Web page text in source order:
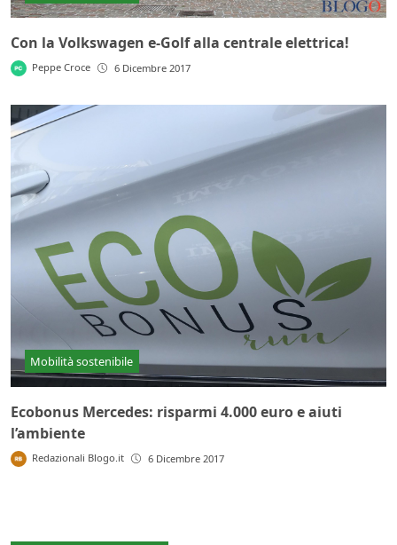
Con la Volkswagen e-Golf alla centrale elettrica!
Peppe Croce 6 Dicembre 2017
Mobilità sostenibile
Ecobonus Mercedes: risparmi 4.000 euro e aiuti
l’ambiente
Redazionali Blogo.it 6 Dicembre 2017